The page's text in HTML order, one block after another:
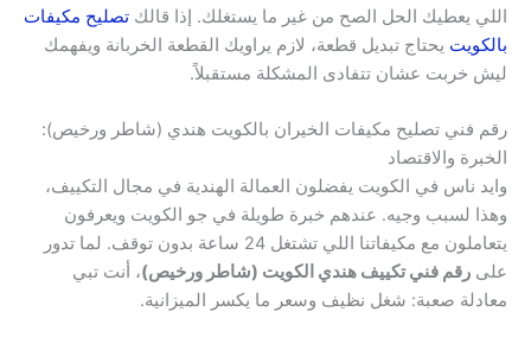
اللي يعطيك الحل الصح من غير ما يستغلك. إذا قالك تصليح مكيفات
بالكويت يحتاج تبديل قطعة، لازم يراويك القطعة الخربانة ويفهمك
ليش خربت عشان تتفادى المشكلة مستقبلاً.
رقم فني تصليح مكيفات الخيران بالكويت هندي (شاطر ورخيص):
الخبرة والاقتصاد
وايد ناس في الكويت يفضلون العمالة الهندية في مجال التكييف،
وهذا لسبب وجيه. عندهم خبرة طويلة في جو الكويت ويعرفون
يتعاملون مع مكيفاتنا اللي تشتغل 24 ساعة بدون توقف. لما تدور
على رقم فني تكييف هندي الكويت (شاطر ورخيص)، أنت تبي
معادلة صعبة: شغل نظيف وسعر ما يكسر الميزانية.